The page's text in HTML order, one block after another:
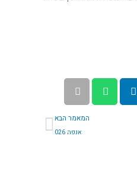
המאמר הבא
אנפה 026
הבא